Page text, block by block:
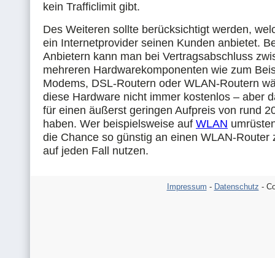
kein Trafficlimit gibt.
Des Weiteren sollte berücksichtigt werden,
ein Internetprovider seinen Kunden anbietet.
Anbietern kann man bei Vertragsabschluss
mehreren Hardwarekomponenten wie zum
Modems, DSL-Routern oder WLAN-Routern
diese Hardware nicht immer kostenlos – aber
für einen äußerst geringen Aufpreis von rund
haben. Wer beispielsweise auf WLAN
die Chance so günstig an einen WLAN-Router
auf jeden Fall nutzen.
Impressum - Datenschutz -